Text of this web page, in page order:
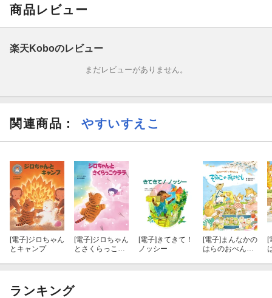
商品レビュー
楽天Koboのレビュー
まだレビューがありません。
関連商品 ： やすいすえこ
[電子]ジロちゃん
とキャンプ
[電子]ジロちゃん
とさくらっこウ
[電子]きてきて！
ノッシー
[電子]まんなかの
はらのおべんと
[
ランキング